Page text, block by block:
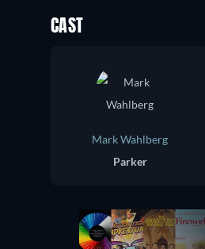
CAST
Mark Wahlberg
Parker